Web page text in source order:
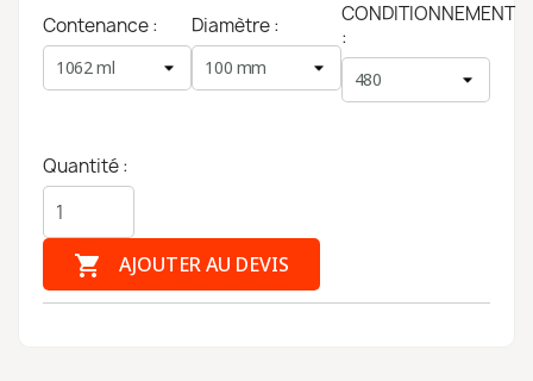
Contenance : Diamètre :
CONDITIONNEMENT
:
Quantité :
 AJOUTER AU DEVIS